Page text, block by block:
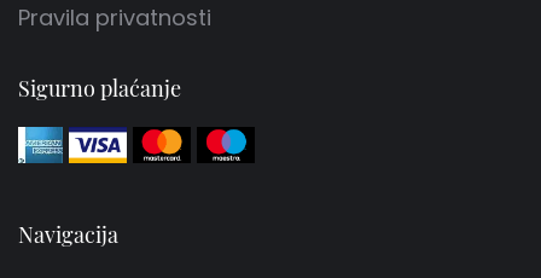
Pravila privatnosti
Sigurno plaćanje
Navigacija